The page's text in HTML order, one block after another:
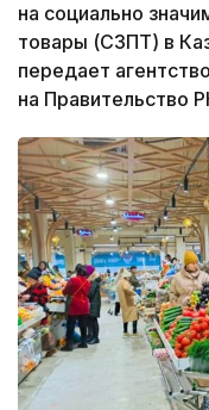
на социально
товары (СЗПТ) в
передает
на Правительство